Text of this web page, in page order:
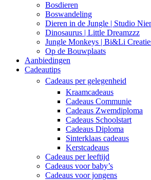
Bosdieren
Boswandeling
Dieren in de Jungle | Studio
Dinosaurus | Little Dreamzzz
Jungle Monkeys | Bi&Li
Op de Bouwplaats
Aanbiedingen
Cadeautips
Cadeaus per gelegenheid
Kraamcadeaus
Cadeaus Communie
Cadeaus Zwemdiploma
Cadeaus Schoolstart
Cadeaus Diploma
Sinterklaas cadeaus
Kerstcadeaus
Cadeaus per leeftijd
Cadeaus voor baby’s
Cadeaus voor jongens